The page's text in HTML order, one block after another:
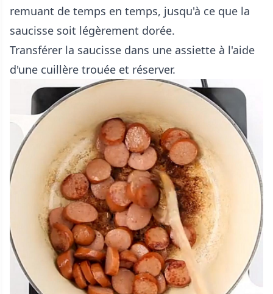
remuant de temps en temps, jusqu'à ce que la
saucisse soit légèrement dorée.
Transférer la saucisse dans une assiette à l'aide
d'une cuillère trouée et réserver.